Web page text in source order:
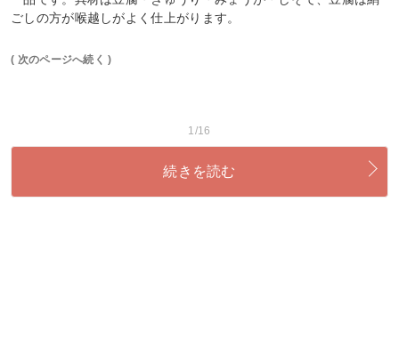
ごしの方が喉越しがよく仕上がります。
( 次のページへ続く )
1/16
続きを読む